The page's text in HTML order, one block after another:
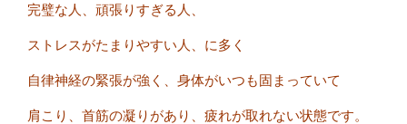
完璧な人、頑張りすぎる人、
ストレスがたまりやすい人、に多く
自律神経の緊張が強く、身体がいつも固まっていて
肩こり、首筋の凝りがあり、疲れが取れない状態です。